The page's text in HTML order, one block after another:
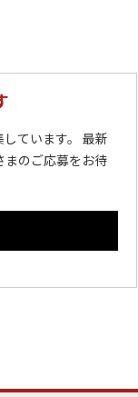
ています。 最新
まのご応募をお待